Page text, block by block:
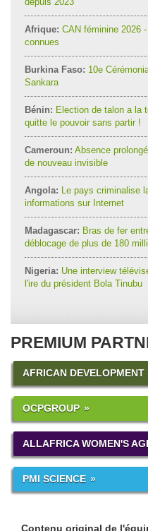
Afrique: CAN féminine 2026
connues
Burkina Faso: 10e
Sankara
Bénin: Election de talon a la
quitte le pouvoir sans partir !
Cameroun: Absence
de nouveau invisible
Angola: Le pays criminalise
informations sur Internet
Madagascar: Bras de fer
déblocage de plus de 180
Nigeria: Une interview
l'ire du président Bola Tinubu
PREMIUM
AFRICAN DEVELOPMENT
OCPGROUP
ALLAFRICA WOMEN'S
PMI SCIENCE
Contenu original de